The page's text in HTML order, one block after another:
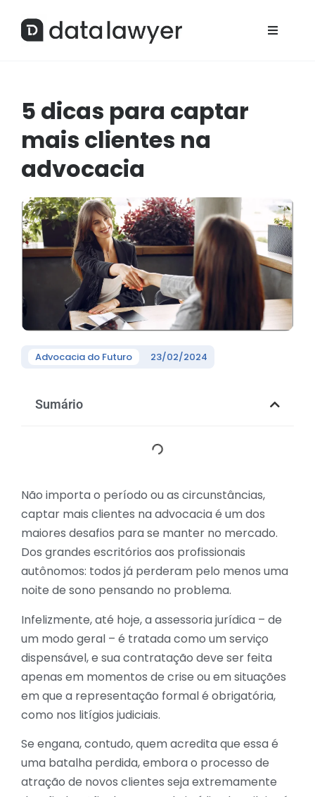
5 dicas para captar
mais clientes na
advocacia
Advocacia do Futuro 23/02/2024
Sumário
Não importa o período ou as circunstâncias,
captar mais clientes na advocacia é um dos
maiores desafios para se manter no mercado.
Dos grandes escritórios aos profissionais
autônomos: todos já perderam pelo menos uma
noite de sono pensando no problema.
Infelizmente, até hoje, a assessoria jurídica – de
um modo geral – é tratada como um serviço
dispensável, e sua contratação deve ser feita
apenas em momentos de crise ou em situações
em que a representação formal é obrigatória,
como nos litígios judiciais.
Se engana, contudo, quem acredita que essa é
uma batalha perdida, embora o processo de
atração de novos clientes seja extremamente